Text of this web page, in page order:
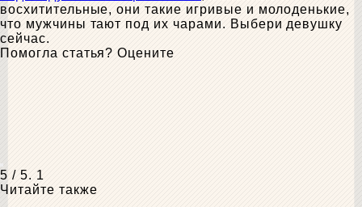
восхитительные, они такие игривые и молоденькие,
что мужчины тают под их чарами. Выбери девушку
сейчас.
Помогла статья? Оцените
5 / 5. 1
Читайте также